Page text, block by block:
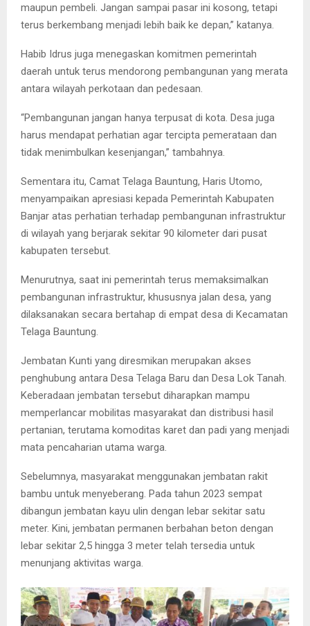
maupun pembeli. Jangan sampai pasar ini kosong, tetapi
terus berkembang menjadi lebih baik ke depan,” katanya.
Habib Idrus juga menegaskan komitmen pemerintah
daerah untuk terus mendorong pembangunan yang merata
antara wilayah perkotaan dan pedesaan.
“Pembangunan jangan hanya terpusat di kota. Desa juga
harus mendapat perhatian agar tercipta pemerataan dan
tidak menimbulkan kesenjangan,” tambahnya.
Sementara itu, Camat Telaga Bauntung, Haris Utomo,
menyampaikan apresiasi kepada Pemerintah Kabupaten
Banjar atas perhatian terhadap pembangunan infrastruktur
di wilayah yang berjarak sekitar 90 kilometer dari pusat
kabupaten tersebut.
Menurutnya, saat ini pemerintah terus memaksimalkan
pembangunan infrastruktur, khususnya jalan desa, yang
dilaksanakan secara bertahap di empat desa di Kecamatan
Telaga Bauntung.
Jembatan Kunti yang diresmikan merupakan akses
penghubung antara Desa Telaga Baru dan Desa Lok Tanah.
Keberadaan jembatan tersebut diharapkan mampu
memperlancar mobilitas masyarakat dan distribusi hasil
pertanian, terutama komoditas karet dan padi yang menjadi
mata pencaharian utama warga.
Sebelumnya, masyarakat menggunakan jembatan rakit
bambu untuk menyeberang. Pada tahun 2023 sempat
dibangun jembatan kayu ulin dengan lebar sekitar satu
meter. Kini, jembatan permanen berbahan beton dengan
lebar sekitar 2,5 hingga 3 meter telah tersedia untuk
menunjang aktivitas warga.